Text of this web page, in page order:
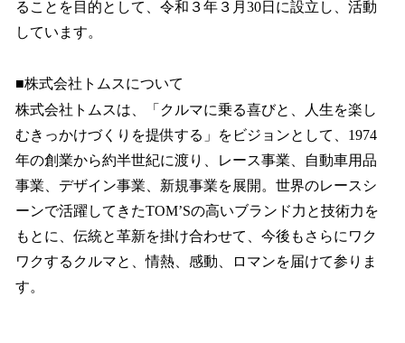
ることを⽬的として、令和３年３⽉30⽇に設⽴し、活動
しています。
■株式会社トムスについて
株式会社トムスは、「クルマに乗る喜びと、人生を楽し
むきっかけづくりを提供する」をビジョンとして、1974
年の創業から約半世紀に渡り、レース事業、自動車用品
事業、デザイン事業、新規事業を展開。世界のレースシ
ーンで活躍してきたTOM’Sの高いブランド力と技術力を
もとに、伝統と革新を掛け合わせて、今後もさらにワク
ワクするクルマと、情熱、感動、ロマンを届けて参りま
す。